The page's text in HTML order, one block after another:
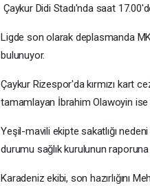
Çaykur Didi Stadı'nda saat
Ligde son olarak deplasmanda
bulunuyor.
Çaykur Rizespor'da kırmızı kart
tamamlayan İbrahim Olawoyin
Yeşil-mavili ekipte sakatlığı
durumu sağlık kurulunun
Karadeniz ekibi, son hazırlığını